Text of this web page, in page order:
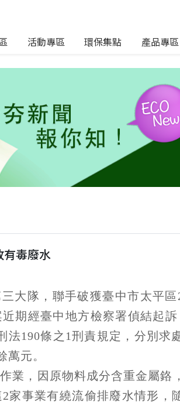
活動專區 環保集點 產品專區
有毒廢水
大隊，聯手破獲臺中市太平區
期經臺中地方檢察署偵結起訴
190條之1刑責規定，分別求
元。
業，因原物料成分含重金屬鉻
家事業有繞流偷排廢水情形，